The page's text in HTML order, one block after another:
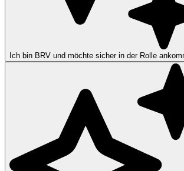
Ich bin BRV und möchte sicher in der Rolle